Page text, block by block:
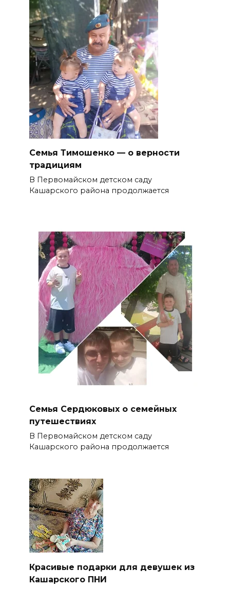
Семья Тимошенко — о верности
традициям
В Первомайском детском саду
Кашарского района продолжается
Семья Сердюковых о семейных
путешествиях
В Первомайском детском саду
Кашарского района продолжается
Красивые подарки для девушек из
Кашарского ПНИ